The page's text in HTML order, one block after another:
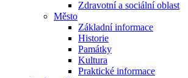
Zdravotní a sociální oblast
Město
Základní informace
Historie
Památky
Kultura
Praktické informace